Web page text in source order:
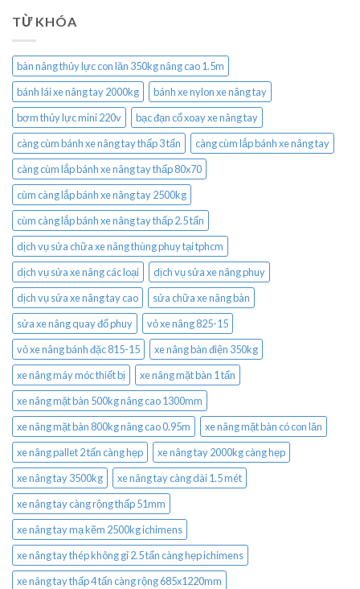
TỪ KHÓA
bàn nâng thủy lực con lăn 350kg nâng cao 1.5m
bánh lái xe nâng tay 2000kg
bánh xe nylon xe nâng tay
bơm thủy lực mini 220v
bạc đạn cổ xoay xe nâng tay
càng cùm bánh xe nâng tay thấp 3 tấn
càng cùm lắp bánh xe nâng tay
càng cùm lắp bánh xe nâng tay thấp 80x70
cùm càng lắp bánh xe nâng tay 2500kg
cùm càng lắp bánh xe nâng tay thấp 2.5 tấn
dịch vụ sửa chữa xe nâng thùng phuy tại tphcm
dịch vụ sửa xe nâng các loại
dịch vụ sửa xe nâng phuy
dịch vụ sửa xe nâng tay cao
sửa chữa xe nâng bàn
sửa xe nâng quay đổ phuy
vỏ xe nâng 825-15
vỏ xe nâng bánh đặc 815-15
xe nâng bàn điện 350kg
xe nâng máy móc thiết bị
xe nâng mặt bàn 1 tấn
xe nâng mặt bàn 500kg nâng cao 1300mm
xe nâng mặt bàn 800kg nâng cao 0.95m
xe nâng mặt bàn có con lăn
xe nâng pallet 2 tấn càng hẹp
xe nâng tay 2000kg càng hẹp
xe nâng tay 3500kg
xe nâng tay càng dài 1.5 mét
xe nâng tay càng rộng thấp 51mm
xe nâng tay mạ kẽm 2500kg ichimens
xe nâng tay thép không gỉ 2.5 tấn càng hẹp ichimens
xe nâng tay thấp 4 tấn càng rộng 685x1220mm